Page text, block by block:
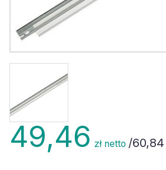
49,46 zł netto /60,84